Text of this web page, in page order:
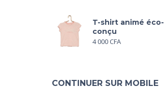
T-shirt animé éco-
conçu
4 000 CFA
CONTINUER SUR MOBILE